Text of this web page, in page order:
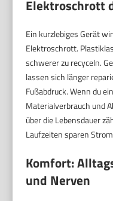
Elektroschrott
Ein kurzlebiges Gerät
Elektroschrott.
schwerer zu recyceln.
lassen sich länger
Fußabdruck. Wenn du
Materialverbrauch und
über die Lebensdauer
Laufzeiten sparen
Komfort:
und Nerven